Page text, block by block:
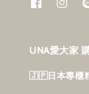
UNA愛大家
🇯🇵日本專櫃